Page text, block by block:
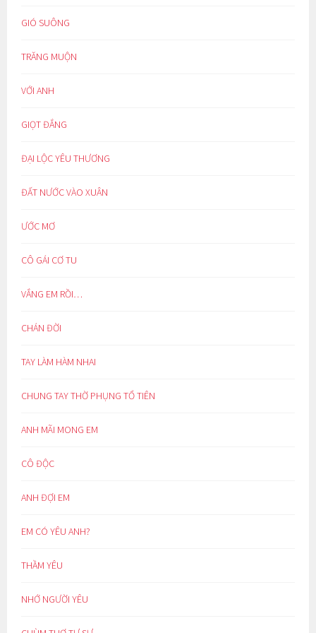
GIÓ SUÔNG
TRĂNG MUỘN
VỚI ANH
GIỌT ĐẮNG
ĐẠI LỘC YÊU THƯƠNG
ĐẤT NƯỚC VÀO XUÂN
ƯỚC MƠ
CÔ GÁI CƠ TU
VẮNG EM RỒI…
CHÁN ĐỜI
TAY LÀM HÀM NHAI
CHUNG TAY THỜ PHỤNG TỔ TIÊN
ANH MÃI MONG EM
CÔ ĐỘC
ANH ĐỢI EM
EM CÓ YÊU ANH?
THẦM YÊU
NHỚ NGƯỜI YÊU